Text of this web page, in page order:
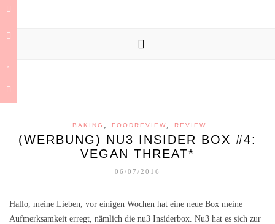
BAKING , FOODREVIEW, REVIEW
(WERBUNG) NU3 INSIDER BOX #4:
VEGAN THREAT*
06/07/2016
Hallo, meine Lieben, vor einigen Wochen hat eine neue Box meine
Aufmerksamkeit erregt, nämlich die nu3 Insiderbox. Nu3 hat es sich zur